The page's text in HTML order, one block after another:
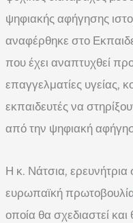
ψηφιακής αφήγησης
αναφέρθηκε στο
που έχει αναπτυχθεί
επαγγελματίες υγείας,
εκπαιδευτές να
από την ψηφιακή
Η κ. Νάτσια,
ευρωπαϊκή
οποία θα σχεδιαστεί